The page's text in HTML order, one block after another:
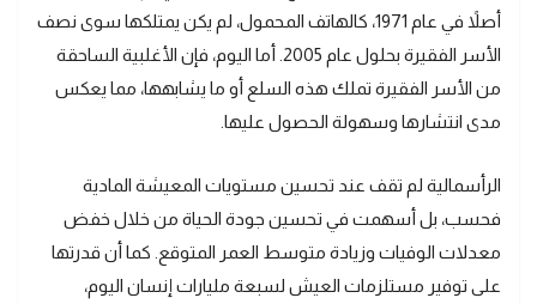
أصلاً في عام 1971، كالهاتف المحمول، لم يكن يمتلكها سوى نصف
الأسر الفقيرة بحلول عام 2005. أما اليوم، فإن الأغلبية الساحقة
من الأسر الفقيرة تملك هذه السلع أو ما يشابهها، مما يعكس
مدى انتشارها وسهولة الحصول عليها.
الرأسمالية لم تقف عند تحسين مستويات المعيشة المادية
فحسب، بل أسهمت في تحسين جودة الحياة من خلال خفض
معدلات الوفيات وزيادة متوسط العمر المتوقع. كما أن قدرتها
على توفير مستلزمات العيش لسبعة مليارات إنسان اليوم،